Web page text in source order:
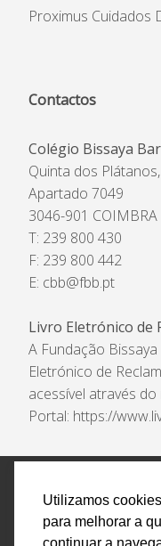
Utilizamos
para melhorar a
continuar a
Proximus Cuidados
Contactos
Colégio Bissaya
Quinta dos
Apartado 7049
3046-901 COIMBRA
T: 239 800 430
F: 239 800 442
E: cbb@fbb.pt
Livro Eletrónico de
A Fundação
Eletrónico de
acessível através
Portal: https://
Política de
Encarregado de
de